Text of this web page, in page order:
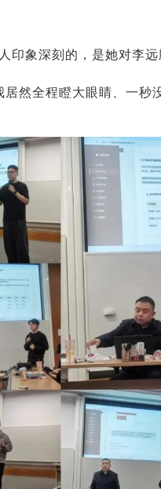
印象深刻的，是她对李
然全程瞪大眼睛、一秒